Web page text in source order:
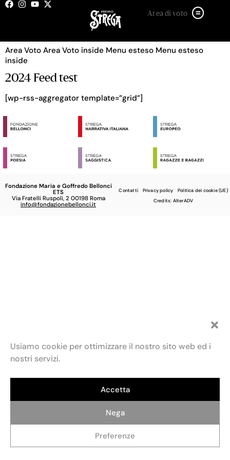
Usiamo cookie per ottimizzare il nostro sito web ed i
nostri servizi.
Accetta
Nega
Preferenze
Area di voto
Categoria: Senza categoria
Area Voto Area Voto inside Menu esteso Menu esteso
inside
2024 Feed test
[wp-rss-aggregator template=”grid”]
Fondazione Maria e Goffredo Bellonci
ETS
Via Fratelli Ruspoli, 2 00198 Roma
info@fondazionebellonci.it
Contatti Privacy policy
Politica dei cookie (UE)
Credits: AlterADV